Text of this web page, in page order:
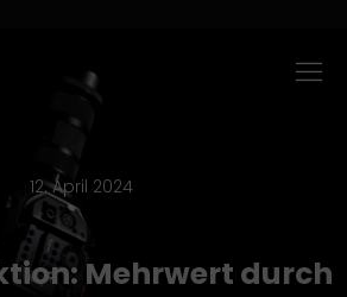
12. April 2024
Mehrwert durch